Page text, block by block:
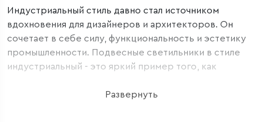
Индустриальный стиль давно стал источником
вдохновения для дизайнеров и архитекторов. Он
сочетает в себе силу, функциональность и эстетику
промышленности. Подвесные светильники в стиле
индустриальный - это яркий пример того, как
современного интерьера. Светильники в стиле
Развернуть